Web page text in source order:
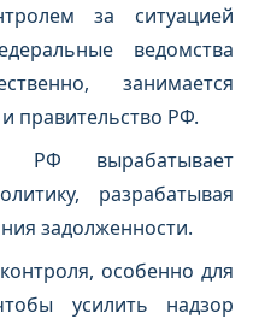
за ситуацией
ведомства
занимается
правительство РФ.
РФ вырабатывает
разрабатывая
задолженности.
особенно для
усилить надзор